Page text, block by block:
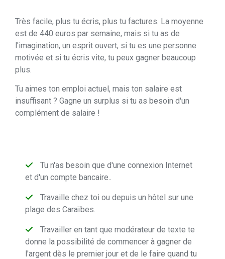
Très facile, plus tu écris, plus tu factures. La moyenne
est de 440 euros par semaine, mais si tu as de
l'imagination, un esprit ouvert, si tu es une personne
motivée et si tu écris vite, tu peux gagner beaucoup
plus.
Tu aimes ton emploi actuel, mais ton salaire est
insuffisant ? Gagne un surplus si tu as besoin d'un
complément de salaire !
Tu n'as besoin que d'une connexion Internet
et d'un compte bancaire..
Travaille chez toi ou depuis un hôtel sur une
plage des Caraïbes.
Travailler en tant que modérateur de texte te
donne la possibilité de commencer à gagner de
l'argent dès le premier jour et de le faire quand tu